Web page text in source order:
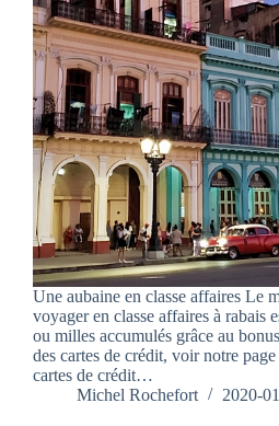
Une aubaine en classe affaires Le
voyager en classe affaires à rabais
ou milles accumulés grâce au
des cartes de crédit, voir notre
cartes de crédit…
Michel Rochefort
2020-